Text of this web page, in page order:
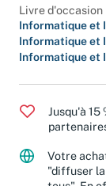
Livre d'occasion
Informatique et
Informatique et
Informatique et
Jusqu'à 15
Votre
"diffuser la